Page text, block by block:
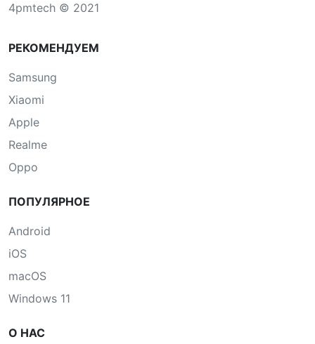
4pmtech © 2021
РЕКОМЕНДУЕМ
Samsung
Xiaomi
Apple
Realme
Oppo
ПОПУЛЯРНОЕ
Android
iOS
macOS
Windows 11
О НАС